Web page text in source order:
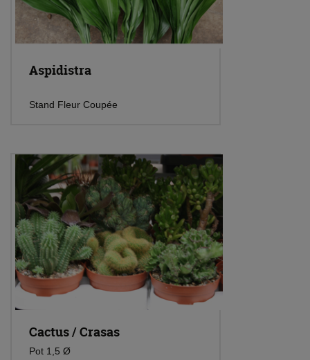
Aspidistra
Stand Fleur Coupée
Cactus / Crasas
Pot 1,5 Ø